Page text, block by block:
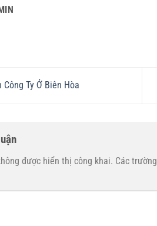
Ty Ở Biên Hòa
được hiển thị công khai. Các